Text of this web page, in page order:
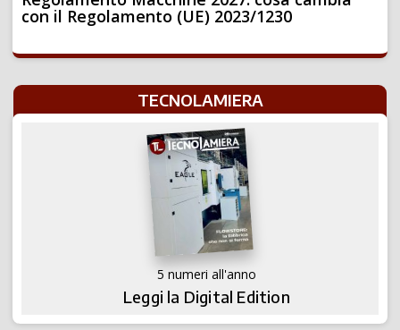
con il Regolamento (UE) 2023/1230
TECNOLAMIERA
5 numeri all'anno
Leggi la Digital Edition